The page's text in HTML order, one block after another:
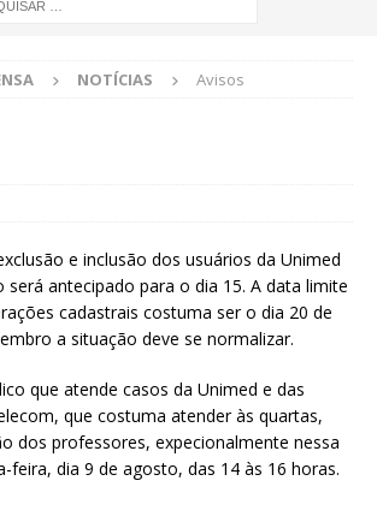
NOTÍCIAS Avisos
e inclusão dos usuários da Unimed
antecipado para o dia 15. A data limite
cadastrais costuma ser o dia 20 de
a situação deve se normalizar.
que atende casos da Unimed e das
que costuma atender às quartas,
dos professores, expecionalmente nessa
feira, dia 9 de agosto, das 14 às 16 horas.